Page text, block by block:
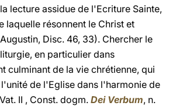
lecture assidue de l'Ecriture Sainte,
laquelle résonnent le Christ et
Disc. 46, 33). Chercher le
en particulier dans
culminant de la vie chrétienne, qui
de l'Eglise dans l'harmonie de
II , Const. dogm. Dei Verbum, n.